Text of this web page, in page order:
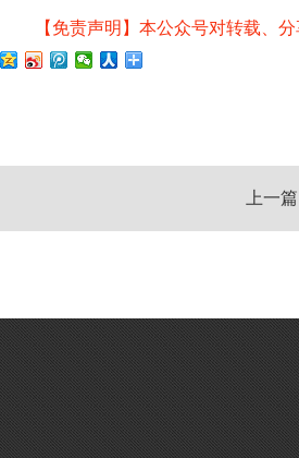
【免责声明】本公众号对转载、
上一